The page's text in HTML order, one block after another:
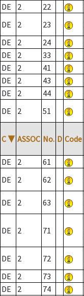
DE
2 22
DE
2 23
DE
2 24
DE
2 33
DE
2 41
DE
2 43
DE
2 44
DE
2 51
C ▼ ASSOC No. D Code
DE 2 61
DE
2 62
DE 2 63
DE 2 71
DE 2 72
DE
2 73
DE
2 74